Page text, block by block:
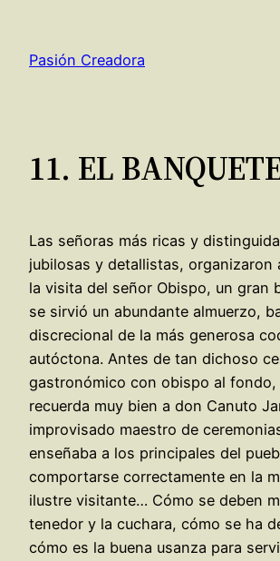
contenido
Pasión Creadora
11. EL
Las señoras más ricas y
jubilosas y detallistas, organizaron
la visita del señor Obispo, un gran
se sirvió un abundante almuerzo,
discrecional de la más generosa
autóctona. Antes de tan dichoso
gastronómico con obispo al fondo,
recuerda muy bien a don Canuto
improvisado maestro de
enseñaba a los principales del
comportarse correctamente en la
ilustre visitante… Cómo se deben
tenedor y la cuchara, cómo se ha
cómo es la buena usanza para